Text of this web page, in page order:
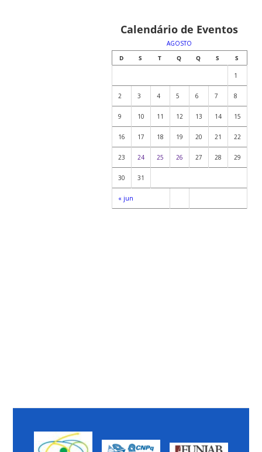
Calendário de Eventos
AGOSTO
D
S T Q Q S S
« jun
1
2 3 4 5 6 7 8
9 10 11 12 13 14 15
16 17 18 19 20 21 22
23 24 25 26 27 28 29
30 31